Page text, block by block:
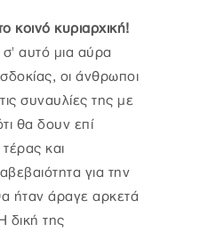
κοινό κυριαρχική!
αυτό μια αύρα
οι άνθρωποι
συναυλίες της με
θα δουν επί
και
για την
ήταν άραγε αρκετά
δική της